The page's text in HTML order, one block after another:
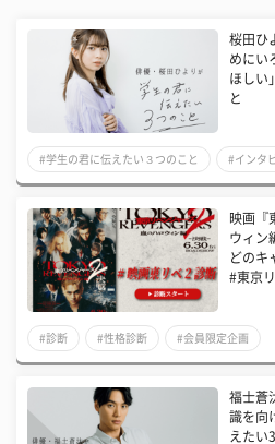
桜田ひ
めにい
ほしい
と
#学生の君に伝えたい３つのこと #インタ
映画『
ウィン
どのキ
#東京
#診断 #性格診断 #会員限定企画
福士蒼
識を向
えたい